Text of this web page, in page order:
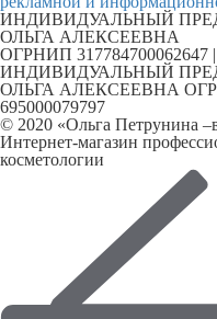
ИНДИВИДУАЛЬНЫЙ
ОЛЬГА АЛЕКСЕЕВНА
ОГРНИП 317784700062647
ИНДИВИДУАЛЬНЫЙ
ОЛЬГА АЛЕКСЕЕВНА
695000079797
© 2020 «Ольга Петрунина
Интернет-магазин
косметологии